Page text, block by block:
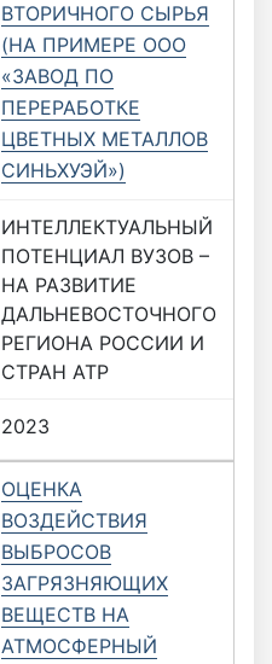
ВТОРИЧНОГО СЫРЬЯ
(НА ПРИМЕРЕ ООО
«ЗАВОД ПО
ПЕРЕРАБОТКЕ
ЦВЕТНЫХ МЕТАЛЛОВ
СИНЬХУЭЙ»)
ИНТЕЛЛЕКТУАЛЬНЫЙ
ПОТЕНЦИАЛ ВУЗОВ –
НА РАЗВИТИЕ
ДАЛЬНЕВОСТОЧНОГО
РЕГИОНА РОССИИ И
СТРАН АТР
2023
ОЦЕНКА
ВОЗДЕЙСТВИЯ
ВЫБРОСОВ
ЗАГРЯЗНЯЮЩИХ
ВЕЩЕСТВ НА
АТМОСФЕРНЫЙ